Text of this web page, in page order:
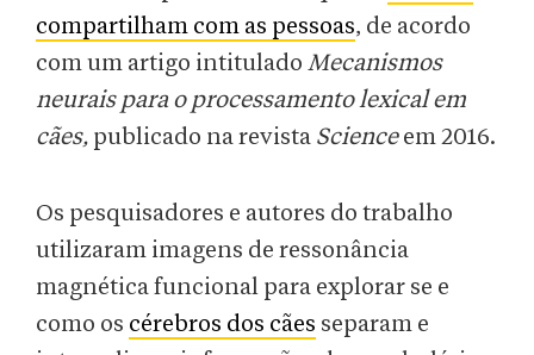
compartilham com as pessoas, de acordo
com um artigo intitulado Mecanismos
neurais para o processamento lexical em
cães, publicado na revista Scienceem 2016.
Os pesquisadores e autores do trabalho
utilizaram imagens de ressonância
magnética funcional para explorar se e
como os cérebros dos cães separam e